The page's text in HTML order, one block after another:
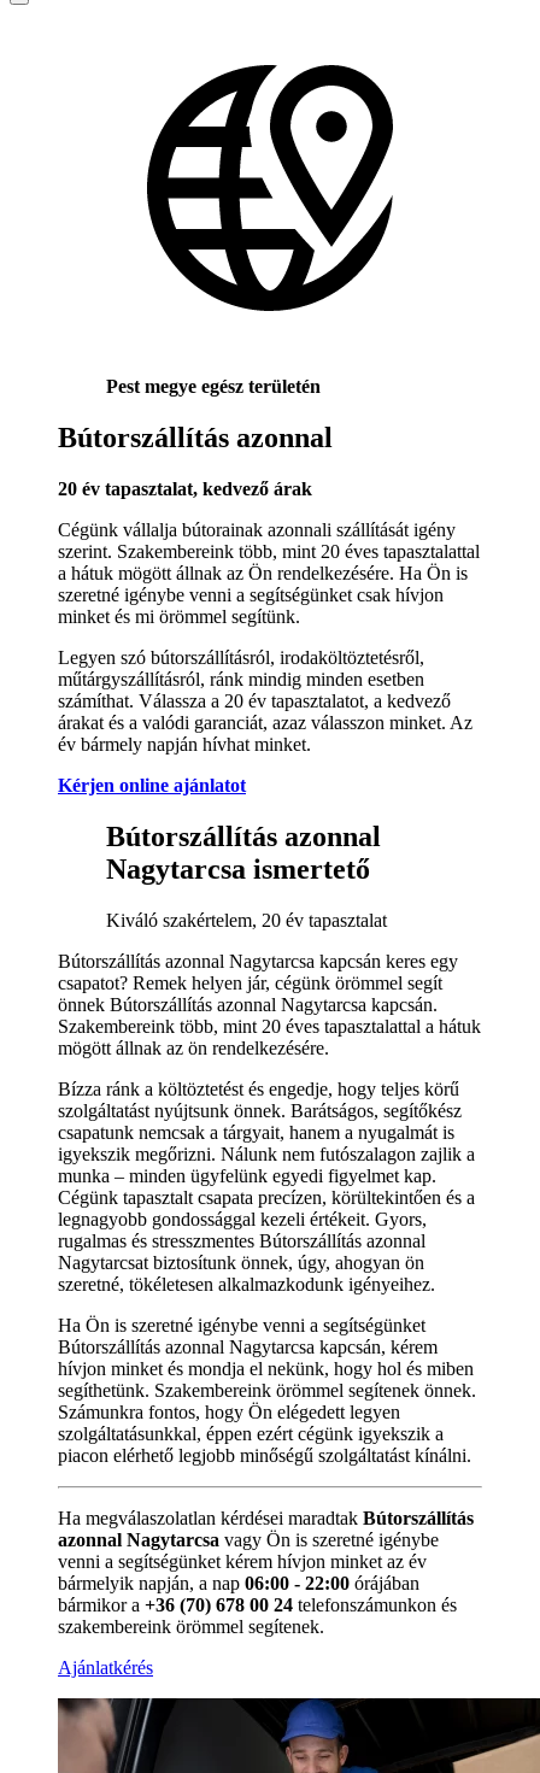
Pest megye egész területén
Bútorszállítás azonnal
20 év tapasztalat, kedvező árak
Cégünk vállalja bútorainak azonnali szállítását igény
szerint. Szakembereink több, mint 20 éves tapasztalattal
a hátuk mögött állnak az Ön rendelkezésére. Ha Ön is
szeretné igénybe venni a segítségünket csak hívjon
minket és mi örömmel segítünk.
Legyen szó bútorszállításról, irodaköltöztetésről,
műtárgyszállításról, ránk mindig minden esetben
számíthat. Válassza a 20 év tapasztalatot, a kedvező
árakat és a valódi garanciát, azaz válasszon minket. Az
év bármely napján hívhat minket.
Kérjen online ajánlatot
Bútorszállítás azonnal
Nagytarcsa ismertető
Kiváló szakértelem, 20 év tapasztalat
Bútorszállítás azonnal Nagytarcsa kapcsán keres egy
csapatot? Remek helyen jár, cégünk örömmel segít
önnek Bútorszállítás azonnal Nagytarcsa kapcsán.
Szakembereink több, mint 20 éves tapasztalattal a hátuk
mögött állnak az ön rendelkezésére.
Bízza ránk a költöztetést és engedje, hogy teljes körű
szolgáltatást nyújtsunk önnek. Barátságos, segítőkész
csapatunk nemcsak a tárgyait, hanem a nyugalmát is
igyekszik megőrizni. Nálunk nem futószalagon zajlik a
munka – minden ügyfelünk egyedi figyelmet kap.
Cégünk tapasztalt csapata precízen, körültekintően és a
legnagyobb gondossággal kezeli értékeit. Gyors,
rugalmas és stresszmentes Bútorszállítás azonnal
Nagytarcsat biztosítunk önnek, úgy, ahogyan ön
szeretné, tökéletesen alkalmazkodunk igényeihez.
Ha Ön is szeretné igénybe venni a segítségünket
Bútorszállítás azonnal Nagytarcsa kapcsán, kérem
hívjon minket és mondja el nekünk, hogy hol és miben
segíthetünk. Szakembereink örömmel segítenek önnek.
Számunkra fontos, hogy Ön elégedett legyen
szolgáltatásunkkal, éppen ezért cégünk igyekszik a
piacon elérhető legjobb minőségű szolgáltatást kínálni.
Ha megválaszolatlan kérdései maradtak Bútorszállítás
azonnal Nagytarcsa vagy Ön is szeretné igénybe
venni a segítségünket kérem hívjon minket az év
bármelyik napján, a nap 06:00 - 22:00 órájában
bármikor a +36 (70) 678 00 24 telefonszámunkon és
szakembereink örömmel segítenek.
Ajánlatkérés